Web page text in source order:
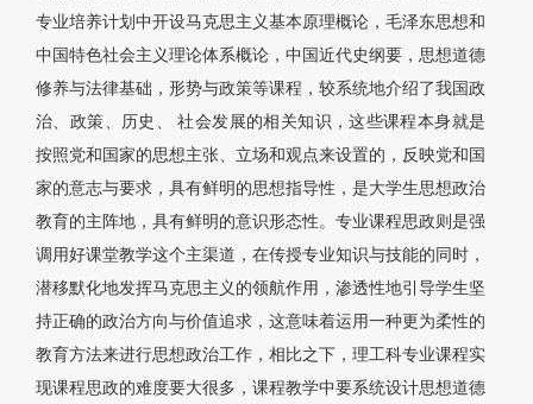
专业培养计划中开设马克思主义基本原理概论，毛泽东思想和
中国特色社会主义理论体系概论，中国近代史纲要，思想道德
修养与法律基础，形势与政策等课程，较系统地介绍了我国政
治、政策、历史、 社会发展的相关知识，这些课程本身就是
按照党和国家的思想主张、立场和观点来设置的，反映党和国
家的意志与要求，具有鲜明的思想指导性，是大学生思想政治
教育的主阵地，具有鲜明的意识形态性。专业课程思政则是强
调用好课堂教学这个主渠道，在传授专业知识与技能的同时，
潜移默化地发挥马克思主义的领航作用，渗透性地引导学生坚
持正确的政治方向与价值追求，这意味着运用一种更为柔性的
教育方法来进行思想政治工作，相比之下，理工科专业课程实
现课程思政的难度要大很多，课程教学中要系统设计思想道德